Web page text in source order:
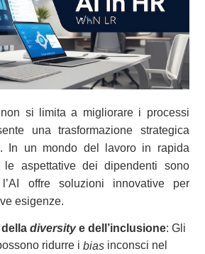
non si limita a migliorare i processi
una trasformazione strategica
In un mondo del lavoro in rapida
aspettative dei dipendenti sono
offre soluzioni innovative per
esigenze.
delladiversitye dell’inclusione: Gli
ridurre ibias inconsci nel